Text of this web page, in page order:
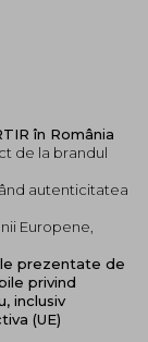
în România
de la brandul
autenticitatea
Europene,
prezentate de
privind
inclusiv
(UE)